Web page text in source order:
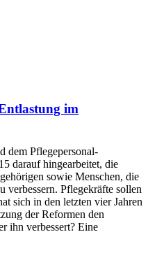
im
dem Pflegepersonal-
darauf hingearbeitet, die
sowie Menschen, die
verbessern. Pflegekräfte sollen
sich in den letzten vier Jahren
der Reformen den
ihn verbessert? Eine